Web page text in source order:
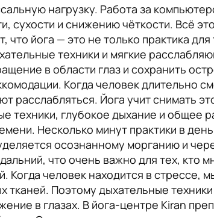
нагрузку. Работа за
сухости и снижению чёткости. Всё
что йога — это не только практика
техники и мягкие
в области глаз и сохранить
Когда человек длительно
расслабляться. Йога учит снимать
техники, глубокое дыхание и общее
Несколько минут практики в
осознанному морганию и
что очень важно для тех, кто
Когда человек находится в стрессе,
Поэтому дыхательные
в глазах. В йога-центре Kiran